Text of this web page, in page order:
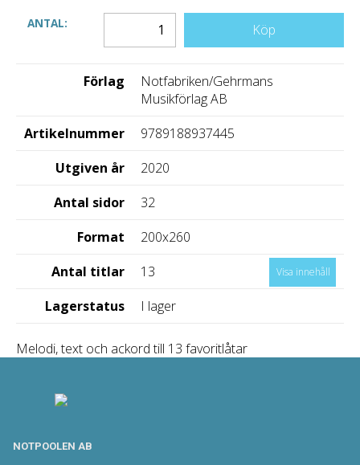
ANTAL: Köp
Förlag
Notfabriken/Gehrmans
Musikförlag AB
Artikelnummer
9789188937445
Utgiven år
2020
Antal sidor
32
Format
200x260
Antal titlar
13 Visa innehåll
Lagerstatus I lager
Melodi, text och ackord till 13 favoritlåtar
NOTPOOLEN AB